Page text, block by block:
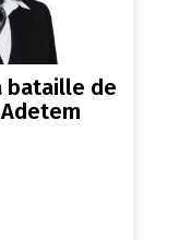
bataille de